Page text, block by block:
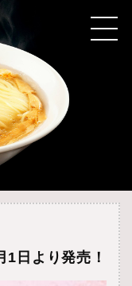
1日より発売！